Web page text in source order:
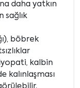
daha yatkın
sağlık
böbrek
kalbin
kalınlaşması